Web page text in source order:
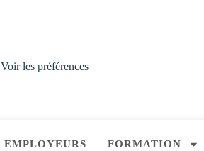
Voir les préférences
EMPLOYEURS FORMATION